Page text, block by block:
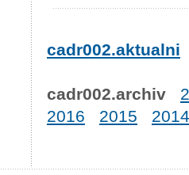
cadr002.aktualni
cadr002.archiv
2016
2015 2014